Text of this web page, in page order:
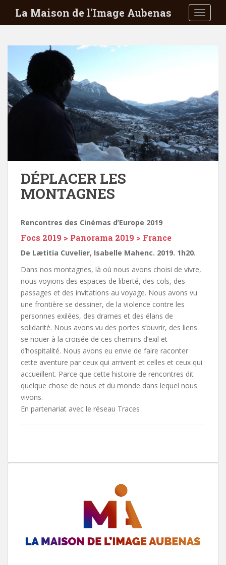
i
La Maison de l'Image Aubenas
DÉPLACER LES
MONTAGNES
Rencontres des Cinémas d’Europe 2019
Focs 2019 > Panorama 2019 > France
De Lætitia Cuvelier, Isabelle Mahenc. 2019. 1h20.
Dans nos montagnes, là où nous avons choisi de vivre,
nous voyions des espaces de liberté, des cols, des
passages et des invitations au voyage. Nous avons vu
une frontière se dessiner, de la violence contre les
personnes exilées, des drames et des élans de
solidarité. Nous avons vu des portes s’ouvrir, des liens
se nouer à la croisée de ces chemins d’exil et
d’hospitalité. Nous avons eu envie de faire raconter
cette aventure par ceux qui arrivent et celles et ceux qui
accueillent. Parce que cette histoire de rencontres dit
quelque chose de nous et du monde dans lequel nous
vivons.
En partenariat avec le réseau Traces